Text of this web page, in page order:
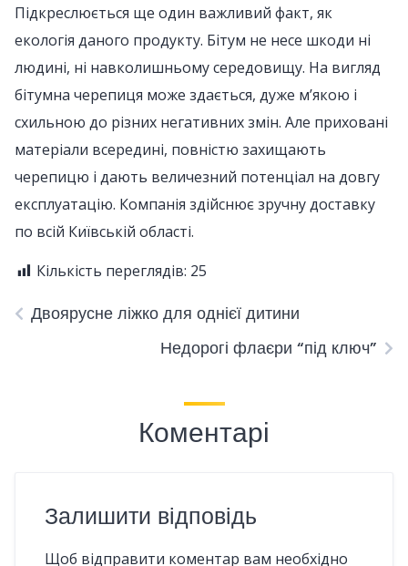
Підкреслюється ще один важливий факт, як
екологія даного продукту. Бітум не несе шкоди ні
людині, ні навколишньому середовищу. На вигляд
бітумна черепиця може здається, дуже м’якою і
схильною до різних негативних змін. Але приховані
матеріали всередині, повністю захищають
черепицю і дають величезний потенціал на довгу
експлуатацію. Компанія здійснює зручну доставку
по всій Київській області.
Кількість переглядів: 25
Двоярусне ліжко для однієї дитини
Недорогі флаєри “під ключ”
Коментарі
Залишити відповідь
Щоб відправити коментар вам необхідно